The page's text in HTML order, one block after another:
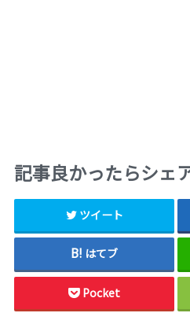
記事良かったらシェ
ツイート
はてブ
Pocket